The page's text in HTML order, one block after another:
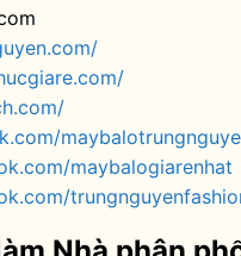
maybalogiarenhat